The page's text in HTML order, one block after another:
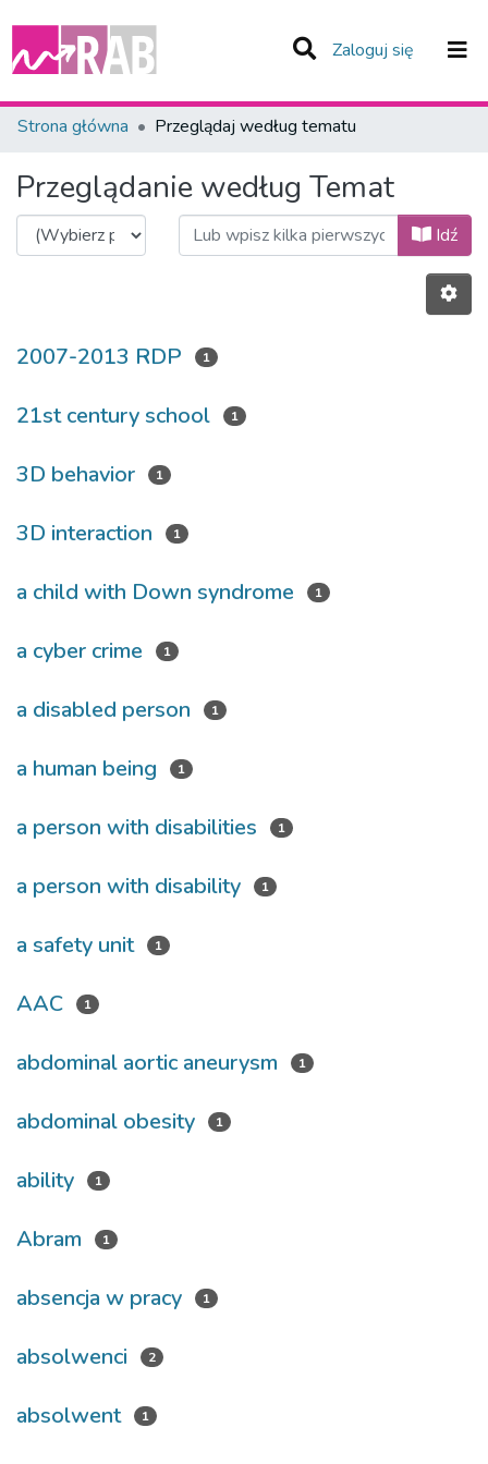
Zaloguj się (current)
Zespoły i Kolekcje
Strona główna Przeglądaj według tematu
Przeglądanie według Temat
Idź
2007-2013 RDP 1
21st century school 1
3D behavior 1
3D interaction 1
a child with Down syndrome 1
a cyber crime 1
a disabled person 1
a human being 1
a person with disabilities 1
a person with disability 1
a safety unit 1
AAC 1
abdominal aortic aneurysm 1
abdominal obesity 1
ability 1
Abram 1
absencja w pracy 1
absolwenci 2
absolwent 1